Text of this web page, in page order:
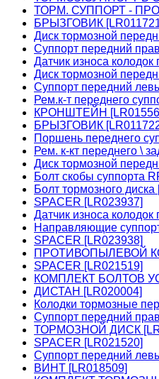
ТОРМ. СУППОРТ -
БРЫЗГОВИК
Диск тормозной
Суппорт передний
Датчик износа
Диск тормозной
Суппорт передний
Рем.к-т переднего
КРОНШТЕЙН
БРЫЗГОВИК
Поршень переднего
Рем. к-кт переднего \
Диск тормозной
Болт скобы суппорта
Болт тормозного
SPACER [LR023937]
Датчик износа
Направляющие
SPACER [LR023938]
ПРОТИВОПЫЛЕВОЙ
SPACER [LR021519]
КОМПЛЕКТ БОЛТОВ
ДИСТАН [LR020004]
Колодки тормозные
Суппорт передний
ТОРМОЗНОЙ ДИСК
SPACER [LR021520]
Суппорт передний
ВИНТ [LR018509]